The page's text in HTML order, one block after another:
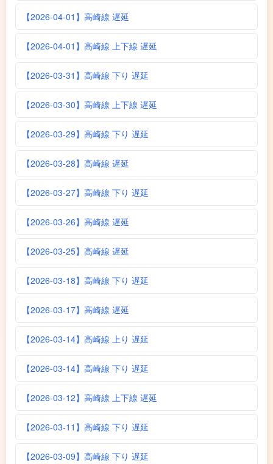
【2026-04-01】高崎線 遅延
【2026-04-01】高崎線 上下線 遅延
【2026-03-31】高崎線 下り 遅延
【2026-03-30】高崎線 上下線 遅延
【2026-03-29】高崎線 下り 遅延
【2026-03-28】高崎線 遅延
【2026-03-27】高崎線 下り 遅延
【2026-03-26】高崎線 遅延
【2026-03-25】高崎線 遅延
【2026-03-18】高崎線 下り 遅延
【2026-03-17】高崎線 遅延
【2026-03-14】高崎線 上り 遅延
【2026-03-14】高崎線 下り 遅延
【2026-03-12】高崎線 上下線 遅延
【2026-03-11】高崎線 下り 遅延
【2026-03-09】高崎線 下り 遅延